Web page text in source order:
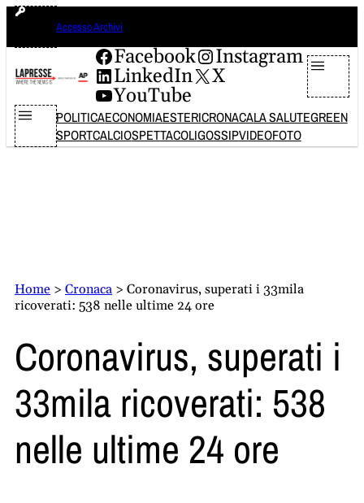
Vai
contenuto
Accesso Archivi
Facebook
Instagram
LinkedIn
X
YouTube
POLITICAECONOMIAESTERICRONACALA SALUTEGREEN
SPORTCALCIOSPETTACOLIGOSSIPVIDEOFOTO
Home > Cronaca > Coronavirus, superati i 33mila
ricoverati: 538 nelle ultime 24 ore
Coronavirus, superati i
33mila ricoverati: 538
nelle ultime 24 ore